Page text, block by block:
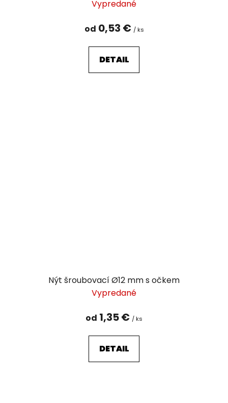
Vypredané
od 0,53 € / ks
DETAIL
Nýt šroubovací Ø12 mm s očkem
Vypredané
od 1,35 € / ks
DETAIL